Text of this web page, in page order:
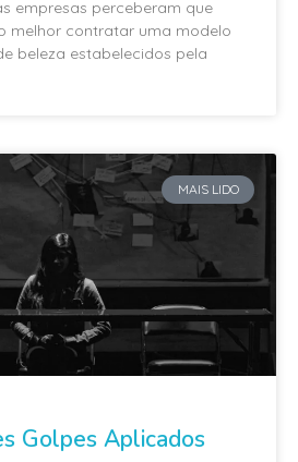
empresas perceberam que
melhor contratar uma modelo
beleza estabelecidos pela
MAIS LIDO
Golpes Aplicados